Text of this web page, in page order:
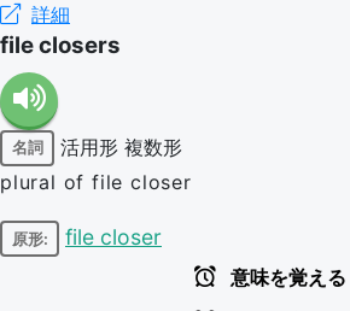
詳細
file closers
名詞 活用形 複数形
plural of file closer
原形: file closer
意味を覚える